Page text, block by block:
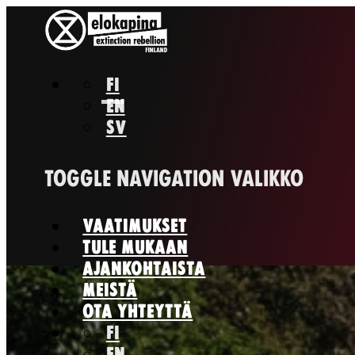
FI
EN
SV
TOGGLE NAVIGATION VALIKKO
VAATIMUKSET
TULE MUKAAN
AJANKOHTAISTA
MEISTÄ
OTA YHTEYTTÄ
FI